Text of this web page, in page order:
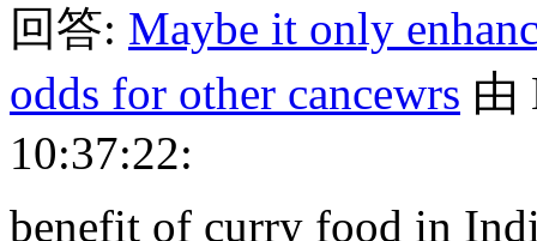
回答: Maybe it only
odds for other cancewrs 由
10:37:22:
benefit of curry food in